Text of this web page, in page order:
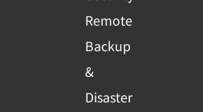
Remote
Backup
&
Disaster